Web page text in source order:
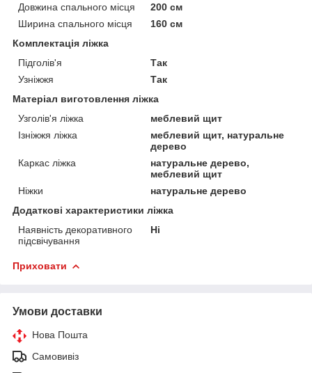
Довжина спального місця
200 см
Ширина спального місця
160 см
Комплектація ліжка
Підголів'я
Так
Узніжжя
Так
Матеріал виготовлення ліжка
Узголів'я ліжка
меблевий щит
Ізніжжя ліжка
меблевий щит, натуральне
дерево
Каркас ліжка
натуральне дерево,
меблевий щит
Ніжки
натуральне дерево
Додаткові характеристики ліжка
Наявність декоративного
підсвічування
Ні
Приховати
Умови доставки
Нова Пошта
Самовивіз